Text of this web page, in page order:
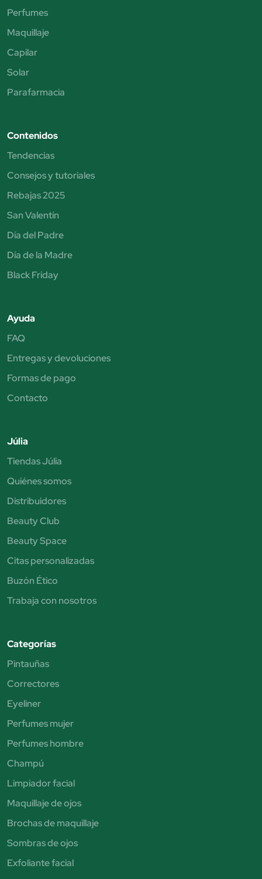
Perfumes
Maquillaje
Capilar
Solar
Parafarmacia
Contenidos
Tendencias
Consejos y tutoriales
Rebajas 2025
San Valentín
Día del Padre
Día de la Madre
Black Friday
Ayuda
FAQ
Entregas y devoluciones
Formas de pago
Contacto
Júlia
Tiendas Júlia
Quiénes somos
Distribuidores
Beauty Club
Beauty Space
Citas personalizadas
Buzón Ético
Trabaja con nosotros
Categorías
Pintauñas
Correctores
Eyeliner
Perfumes mujer
Perfumes hombre
Champú
Limpiador facial
Maquillaje de ojos
Brochas de maquillaje
Sombras de ojos
Exfoliante facial